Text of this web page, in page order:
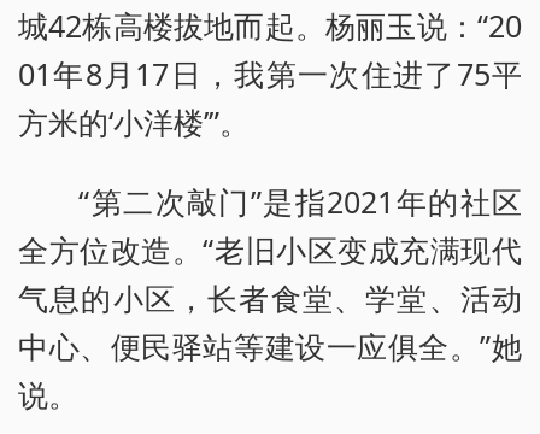
城42栋高楼拔地而起。杨丽玉说：“20
01年8月17日，我第一次住进了75平
方米的‘小洋楼’”。
“第二次敲门”是指2021年的社区
全方位改造。“老旧小区变成充满现代
气息的小区，长者食堂、学堂、活动
中心、便民驿站等建设一应俱全。”她
说。